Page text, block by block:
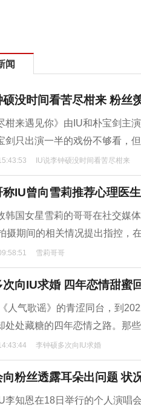
闻
硕没时间看苦尽柑来 粉丝
柑来遇见你》由IU和朴宝剑主
剑只出演一半的戏份不够看，
IU说李钟硕没时间看苦尽柑来
称IU曾向雪莉推荐心理医生
韩国女星雪莉的哥哥在社交媒
摄期间的相关情况提出指控，
雪莉哥哥
向IU求婚 四年恋情甜蜜
人气歌谣》的青涩同台，到
处处藏糖的四年恋情之路。那
李钟硕多次向IU求婚
向粉丝透露耳朵出问题 状
李知恩在18日举行的个人演唱